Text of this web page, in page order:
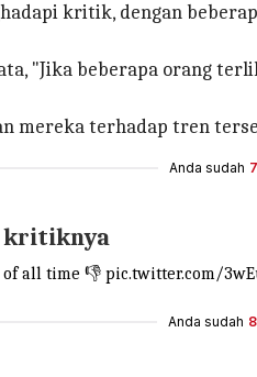
kritik, dengan
"Jika beberapa orang
mereka terhadap tren
Anda sudah
kritiknya
all time 👎 pic.twitter.com/
Anda sudah